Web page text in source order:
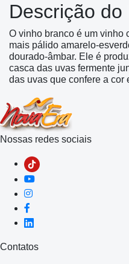
Descrição do
O vinho branco é um vinho
mais pálido amarelo-
dourado-âmbar. Ele é
casca das uvas fermente
das uvas que confere a cor
Nossas redes sociais
Contatos